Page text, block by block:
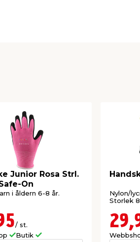
Junior Rosa Strl.
On
i åldern 6-8 år.
/ st.
Butik
Nylon/
Storlek